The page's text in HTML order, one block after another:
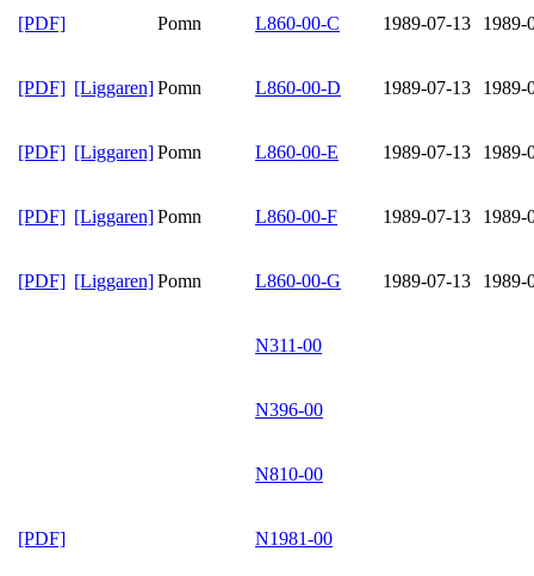
[PDF] Pomn L860-00-C 1989-07-13 1989-
[PDF] [Liggaren] Pomn L860-00-D 1989-07-13 1989-
[PDF] [Liggaren] Pomn L860-00-E 1989-07-13 1989-
[PDF] [Liggaren] Pomn L860-00-F 1989-07-13 1989-
[PDF] [Liggaren] Pomn L860-00-G 1989-07-13 1989-
N311-00
N396-00
N810-00
[PDF] N1981-00